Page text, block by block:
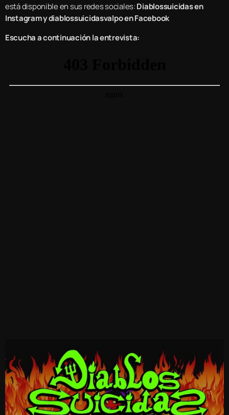
está disponible en sus redes sociales:Diablossuicidas en
Instagram y diablossuicidasvalpo en Facebook
Escucha a continuación la entrevista: